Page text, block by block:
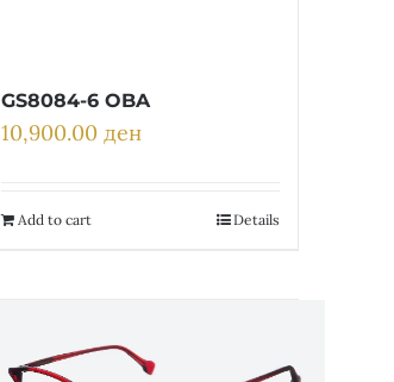
GS8084-6 OBA
10,900.00 ден
Add to cart Details